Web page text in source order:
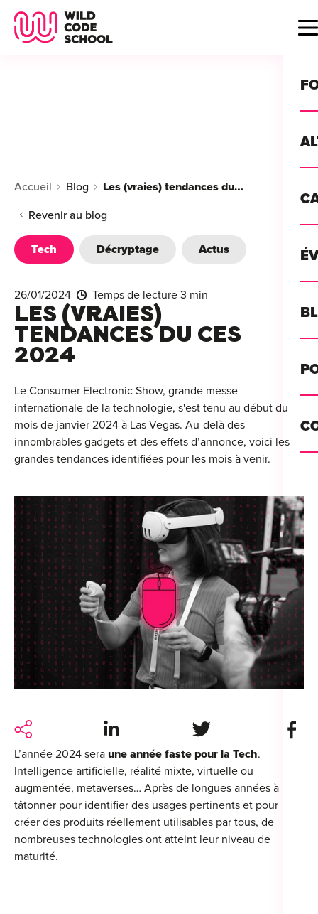
?
Accueil Blog
Les (vraies) tendances du CES 2024
Revenir au blog
Tech Décryptage Actus
26/01/2024 Temps de lecture 3 min
LES (VRAIES)
TENDANCES DU CES
2024
Le Consumer Electronic Show, grande messe
internationale de la technologie, s'est tenu au début du
mois de janvier 2024 à Las Vegas. Au-delà des
innombrables gadgets et des effets d’annonce, voici les
grandes tendances identifiées pour les mois à venir.
Share on LinkedIn Share on Twitter
L’année 2024 sera une année faste pour la Tech.
Intelligence artificielle, réalité mixte, virtuelle ou
augmentée, metaverses… Après de longues années à
tâtonner pour identifier des usages pertinents et pour
créer des produits réellement utilisables par tous, de
nombreuses technologies ont atteint leur niveau de
maturité.